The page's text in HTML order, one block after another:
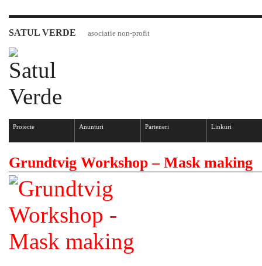
SATUL VERDE asociatie non-profit
Proiecte Anunturi Parteneri Linkuri
Grundtvig Workshop – Mask making